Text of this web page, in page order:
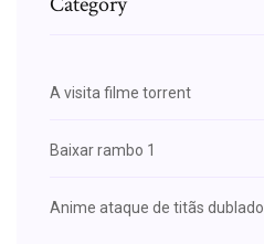
A visita filme torrent
Baixar rambo 1
Anime ataque de titãs dublado